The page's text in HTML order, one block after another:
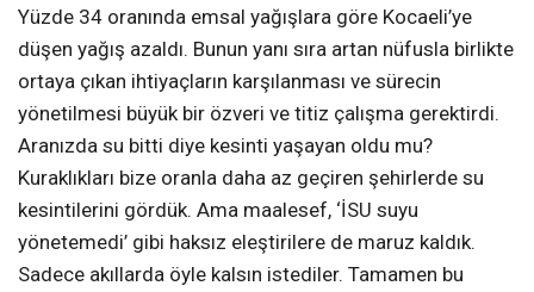
Yüzde 34 oranında emsal yağışlara göre Kocaeli’ye
düşen yağış azaldı. Bunun yanı sıra artan nüfusla birlikte
ortaya çıkan ihtiyaçların karşılanması ve sürecin
yönetilmesi büyük bir özveri ve titiz çalışma gerektirdi.
Aranızda su bitti diye kesinti yaşayan oldu mu?
Kuraklıkları bize oranla daha az geçiren şehirlerde su
kesintilerini gördük. Ama maalesef, ‘İSU suyu
yönetemedi’ gibi haksız eleştirilere de maruz kaldık.
Sadece akıllarda öyle kalsın istediler. Tamamen bu